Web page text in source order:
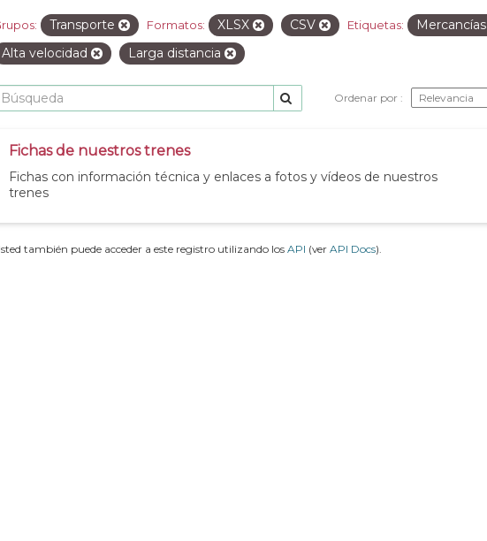
Transporte Formatos: XLSX CSV Etiquetas:
Mercancías
Alta velocidad
Larga distancia
Ordenar por
Fichas de nuestros trenes
Fichas con información técnica y enlaces a fotos y vídeos de nuestros
trenes
también puede acceder a este registro utilizando los API (ver API Docs).